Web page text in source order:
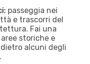
passeggia nei
e trascorri del
Fai una
storiche e
alcuni degli